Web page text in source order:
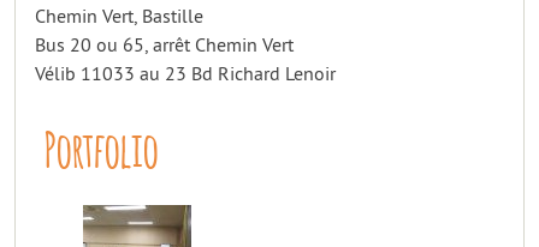
Chemin Vert, Bastille
Bus 20 ou 65, arrêt Chemin Vert
Vélib 11033 au 23 Bd Richard Lenoir
Portfolio